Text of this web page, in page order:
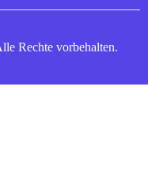
Rechte vorbehalten.